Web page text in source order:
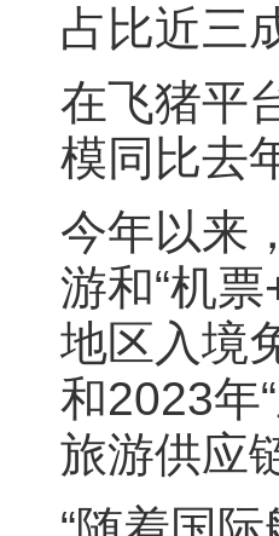
占比近三
在飞猪平
模同比去
今年以来
游和“机
地区入境
和2023年
旅游供应